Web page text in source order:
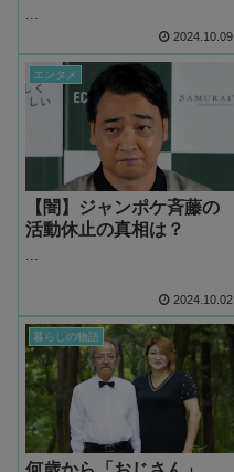
「特定犯が酷い」物議に
...
2024.10.09
エンタメ
【闇】ジャンポケ斉藤の
活動休止の真相は？
2024.10.02
暮らしの物語